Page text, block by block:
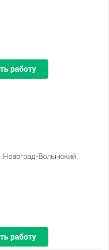
работу
Новоград-Волынский
работу